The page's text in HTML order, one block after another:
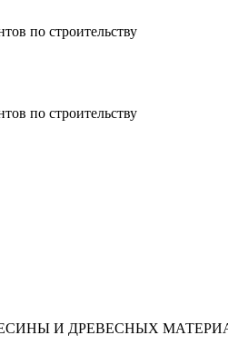
по строительству
по строительству
И ДРЕВЕСНЫХ